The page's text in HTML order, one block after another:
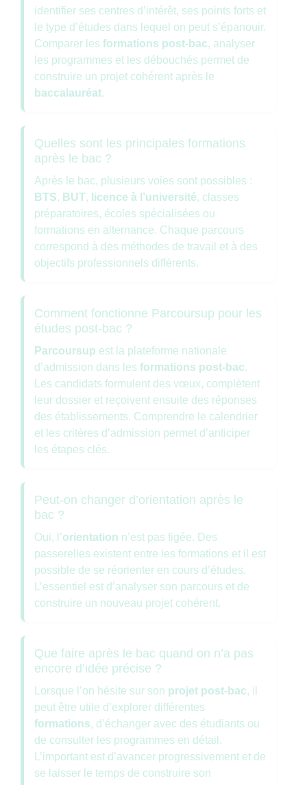
identifier ses centres d’intérêt, ses points forts et
le type d’études dans lequel on peut s’épanouir.
Comparer les formations post-bac, analyser
les programmes et les débouchés permet de
construire un projet cohérent après le
baccalauréat.
Quelles sont les principales formations
après le bac ?
Après le bac, plusieurs voies sont possibles :
BTS, BUT, licence à l’université, classes
préparatoires, écoles spécialisées ou
formations en alternance. Chaque parcours
correspond à des méthodes de travail et à des
objectifs professionnels différents.
Comment fonctionne Parcoursup pour les
études post-bac ?
Parcoursup est la plateforme nationale
d’admission dans les formations post-bac.
Les candidats formulent des vœux, complètent
leur dossier et reçoivent ensuite des réponses
des établissements. Comprendre le calendrier
et les critères d’admission permet d’anticiper
les étapes clés.
Peut-on changer d’orientation après le
bac ?
Oui, l’orientation n’est pas figée. Des
passerelles existent entre les formations et il est
possible de se réorienter en cours d’études.
L’essentiel est d’analyser son parcours et de
construire un nouveau projet cohérent.
Que faire après le bac quand on n’a pas
encore d’idée précise ?
Lorsque l’on hésite sur son projet post-bac, il
peut être utile d’explorer différentes
formations, d’échanger avec des étudiants ou
de consulter les programmes en détail.
L’important est d’avancer progressivement et de
se laisser le temps de construire son